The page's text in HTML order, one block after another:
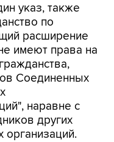
указ, также
по
расширение
имеют права на
Соединенных
наравне с
других